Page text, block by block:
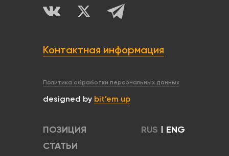
Контактная информация
Политика обработки персональных данных
designed by bit’em up
ПОЗИЦИЯ
СТАТЬИ
RUS | ENG